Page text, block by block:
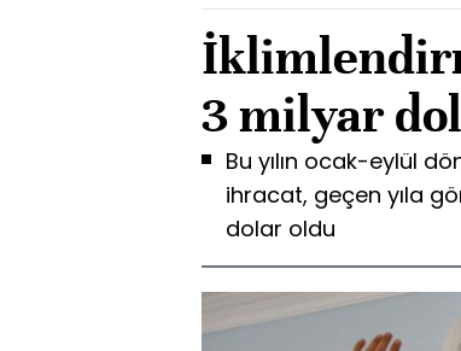
3 milyar
Bu yılın ocak-eylül
ihracat, geçen yıla
dolar oldu